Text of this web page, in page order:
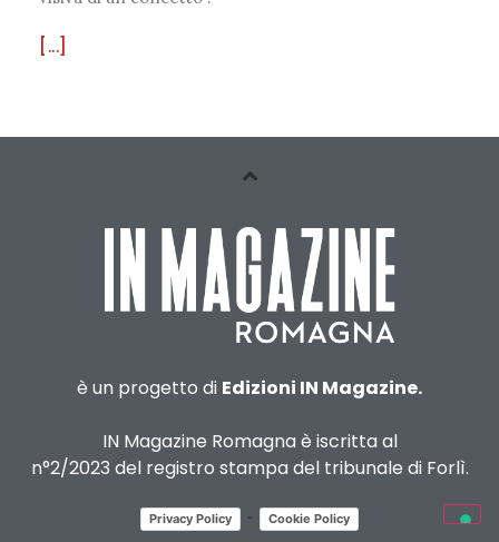
[...]
è un progetto di Edizioni IN Magazine.
IN Magazine Romagna è iscritta al
n°2/2023 del registro stampa del tribunale di Forlì.
Privacy Policy - Cookie Policy